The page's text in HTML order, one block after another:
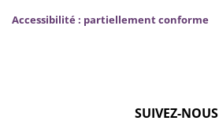
Accessibilité : partiellement conforme
SUIVEZ-NOUS